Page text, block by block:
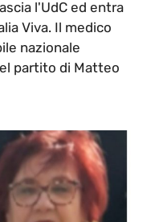
l'UdC ed entra
Viva. Il medico
nazionale
partito di Matteo